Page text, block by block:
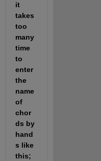
it
takes
too
many
time
to
enter
the
name
of
chor
ds by
hand
s like
this;